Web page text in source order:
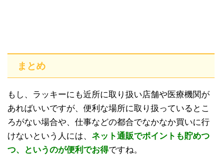
まとめ
もし、ラッキーにも近所に取り扱い店舗や医療機関が
あればいいですが、便利な場所に取り扱っているとこ
ろがない場合や、仕事などの都合でなかなか買いに行
けないという人には、 ネット通販でポイントも貯めつ
つ、というのが便利でお得ですね。